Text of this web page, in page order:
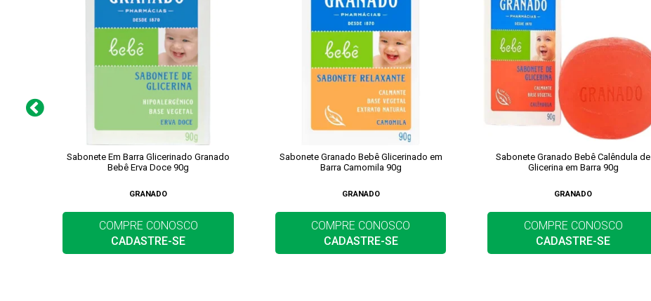
Sabonete Em Barra Glicerinado Granado
Bebê Erva Doce 90g
GRANADO
COMPRE CONOSCO
CADASTRE-SE
Sabonete Granado Bebê Glicerinado em
Barra Camomila 90g
GRANADO
COMPRE CONOSCO
CADASTRE-SE
Sabonete Granado Bebê Calêndula de
Glicerina em Barra 90g
GRANADO
COMPRE CONOSCO
CADASTRE-SE